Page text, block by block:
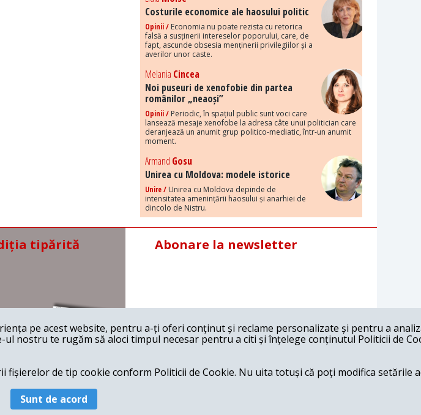
Costurile economice ale haosului politic
Opinii / Economia nu poate rezista cu retorica
falsă a susținerii intereselor poporului, care, de
fapt, ascunde obsesia menținerii privilegiilor și a
averilor unor caste.
Melania Cincea
Noi puseuri de xenofobie din partea
românilor „neaoși”
Opinii / Periodic, în spațiul public sunt voci care
lansează mesaje xenofobe la adresa câte unui politician care
deranjează un anumit grup politico-mediatic, într-un anumit
moment.
Armand Gosu
Unirea cu Moldova: modele istorice
Unire / Unirea cu Moldova depinde de
intensitatea amenințării haosului și anarhiei de
dincolo de Nistru.
tipărită Abonare la newsletter
Revista 22
pe acest website, pentru a-ți oferi conținut și reclame personalizate și pentru a
nostru te rugăm să aloci timpul necesar pentru a citi și înțelege conținutul Politicii de
de tip cookie conform Politicii de Cookie. Nu uita totuși că poți modifica setările
Sunt de acord